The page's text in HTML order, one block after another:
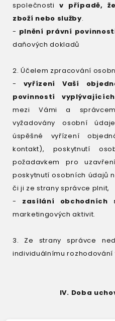
společnostiv případě,
zboží nebo služby.
- plnění právní
daňových dokladů
2. Účelem zpracování
- vyřízení Vaší
povinností
mezi Vámi a
vyžadovány osobní
úspěšné vyřízení
kontakt), poskytnutí
požadavkem pro
poskytnutí osobních údajů
či ji ze strany správce plnit,
- zasílání obchodních
marketingových aktivit.
3. Ze strany správce
individuálnímu rozhodování
IV. Doba